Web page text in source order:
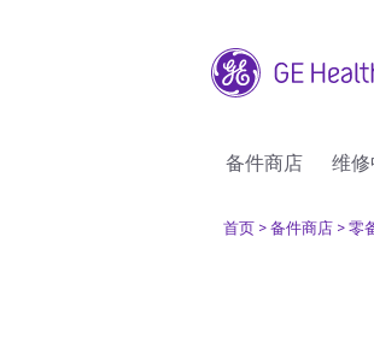
备件商店 维
首页 > 备件商店 > 零